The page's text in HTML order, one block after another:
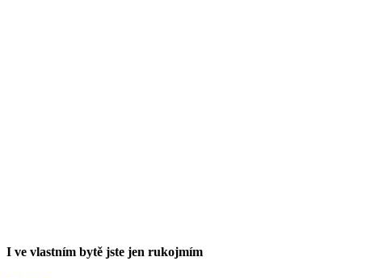
I ve vlastním bytě jste jen rukojmím